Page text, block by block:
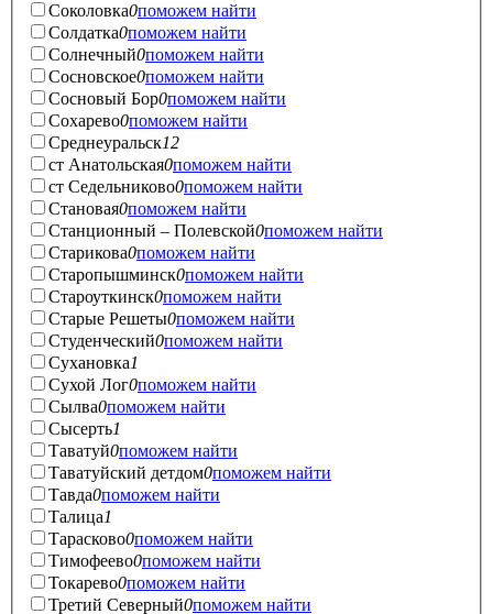
Соколовка0поможем найти
Солдатка0поможем найти
Солнечный0поможем найти
Сосновское0поможем найти
Сосновый Бор0поможем найти
Сохарево0поможем найти
Среднеуральск12
ст Анатольская0поможем найти
ст Седельниково0поможем найти
Становая0поможем найти
Станционный – Полевской0поможем найти
Старикова0поможем найти
Старопышминск0поможем найти
Староуткинск0поможем найти
Старые Решеты0поможем найти
Студенческий0поможем найти
Сухановка1
Сухой Лог0поможем найти
Сылва0поможем найти
Сысерть1
Таватуй0поможем найти
Таватуйский детдом0поможем найти
Тавда0поможем найти
Талица1
Тарасково0поможем найти
Тимофеево0поможем найти
Токарево0поможем найти
Третий Северный0поможем найти